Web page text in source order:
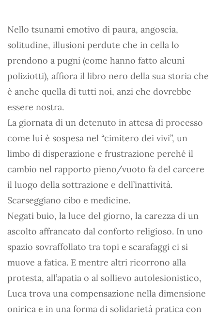
Nello tsunami emotivo di paura, angoscia,
solitudine, illusioni perdute che in cella lo
prendono a pugni (come hanno fatto alcuni
poliziotti), affiora il libro nero della sua storia che
è anche quella di tutti noi, anzi che dovrebbe
essere nostra.
La giornata di un detenuto in attesa di processo
come lui è sospesa nel “cimitero dei vivi”, un
limbo di disperazione e frustrazione perché il
cambio nel rapporto pieno/vuoto fa del carcere
il luogo della sottrazione e dell’inattività.
Scarseggiano cibo e medicine.
Negati buio, la luce del giorno, la carezza di un
ascolto affrancato dal conforto religioso. In uno
spazio sovraffollato tra topi e scarafaggi ci si
muove a fatica. E mentre altri ricorrono alla
protesta, all’apatia o al sollievo autolesionistico,
Luca trova una compensazione nella dimensione
onirica e in una forma di solidarietà pratica con